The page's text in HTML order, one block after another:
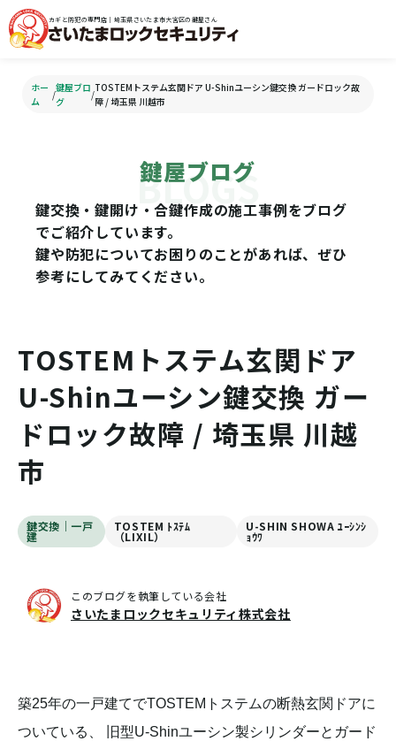
カギと防犯の専門店｜埼玉県さいたま市大宮区の鍵屋さん
ホー
ム
/
鍵屋ブロ
グ
/
TOSTEMトステム玄関ドア U-Shinユーシン鍵交換 ガードロック故
障 / 埼玉県 川越市
鍵屋ブログ
鍵交換・鍵開け・合鍵作成の施工事例をブログ
でご紹介しています。
鍵や防犯についてお困りのことがあれば、ぜひ
参考にしてみてください。
TOSTEMトステム玄関ドア
U-Shinユーシン鍵交換 ガー
ドロック故障 / 埼玉県 川越
市
鍵交換｜一戸
建
TOSTEM ﾄｽﾃﾑ
（LIXIL）
U-SHIN SHOWA ﾕｰｼﾝｼ
ｮｳﾜ
このブログを執筆している会社
さいたまロックセキュリティ株式会社
築25年の一戸建てでTOSTEMトステムの断熱玄関ドアに
ついている、 旧型U-Shinユーシン製シリンダーとガード